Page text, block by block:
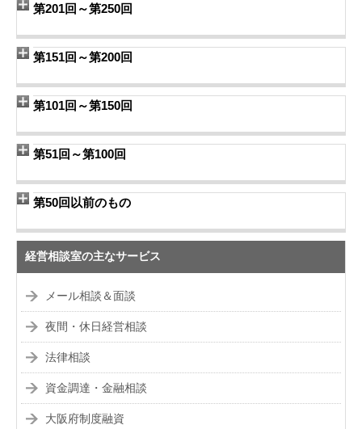
第201回～第250回
第151回～第200回
第101回～第150回
第51回～第100回
第50回以前のもの
経営相談室の主なサービス
メール相談＆面談
夜間・休日経営相談
法律相談
資金調達・金融相談
大阪府制度融資